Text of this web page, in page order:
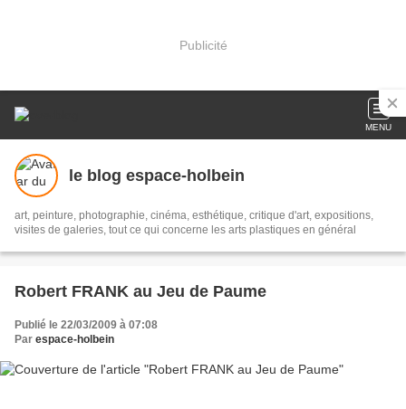
Publicité
MENU
le blog espace-holbein
art, peinture, photographie, cinéma, esthétique, critique d'art, expositions,
visites de galeries, tout ce qui concerne les arts plastiques en général
Robert FRANK au Jeu de Paume
Publié le 22/03/2009 à 07:08
Par espace-holbein